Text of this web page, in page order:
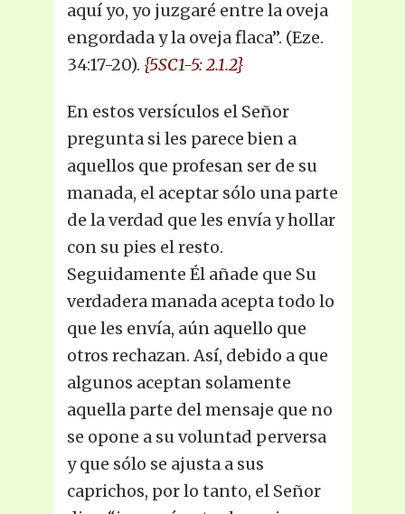
aquí yo, yo juzgaré entre la oveja
engordada y la oveja flaca”. (Eze.
34:17-20). {5SC1-5: 2.1.2}
En estos versículos el Señor
pregunta si les parece bien a
aquellos que profesan ser de su
manada, el aceptar sólo una parte
de la verdad que les envía y hollar
con su pies el resto.
Seguidamente Él añade que Su
verdadera manada acepta todo lo
que les envía, aún aquello que
otros rechazan. Así, debido a que
algunos aceptan solamente
aquella parte del mensaje que no
se opone a su voluntad perversa
y que sólo se ajusta a sus
caprichos, por lo tanto, el Señor